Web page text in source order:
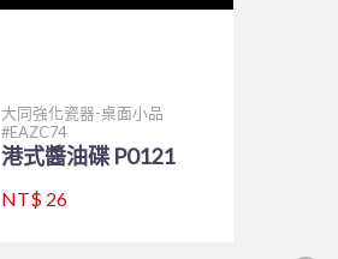
大同強化瓷器-桌面小品
EAZC74
港式醬油碟 P0121
NT$ 26